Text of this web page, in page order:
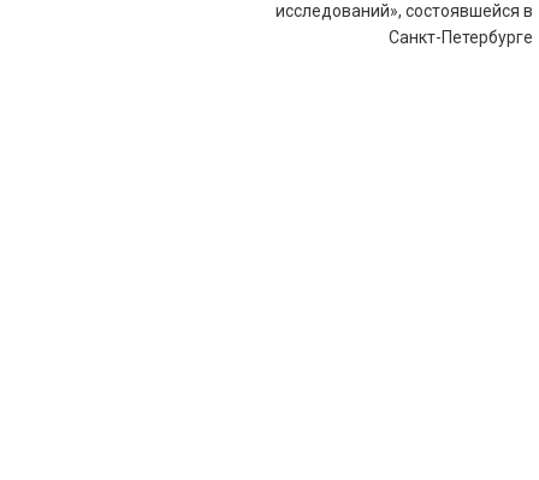
исследований», состоявшейся в
Санкт-Петербурге